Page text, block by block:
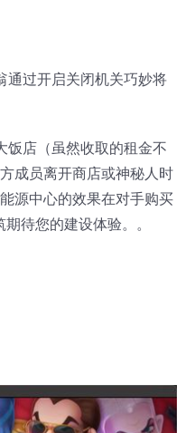
通过开启关闭机关巧妙将
饭店（虽然收取的租金不
成员离开商店或神秘人时
源中心的效果在对手购买
待您的建设体验。。